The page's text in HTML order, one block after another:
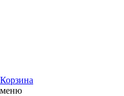
Корзина
меню